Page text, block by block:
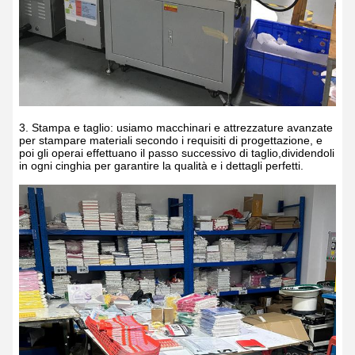
3. Stampa e taglio: usiamo macchinari e attrezzature avanzate
per stampare materiali secondo i requisiti di progettazione, e
poi gli operai effettuano il passo successivo di taglio,dividendoli
in ogni cinghia per garantire la qualità e i dettagli perfetti.